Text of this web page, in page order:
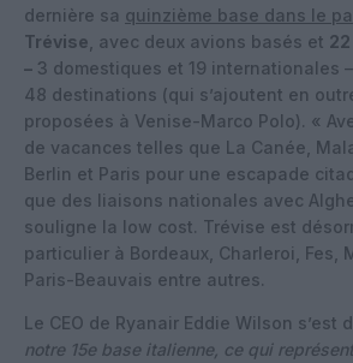
dernière sa quinzième base dans le
Trévise , avec deux avions basés et
– 3 domestiques et 19 internationales
48 destinations (qui s’ajoutent en
proposées à Venise-Marco Polo). «
de vacances telles que La Canée,
Berlin et Paris pour une escapade
que des liaisons nationales avec
souligne la low cost. Trévise est
particulier à Bordeaux, Charleroi, Fes,
Paris-Beauvais entre autres.
Le CEO de Ryanair Eddie Wilson s’est
notre 15e base italienne, ce qui